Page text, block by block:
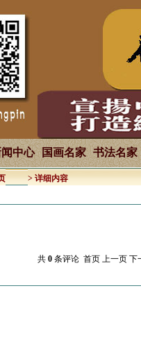
中心 国画名家 书法名家
> 详细内容
共0 条评论 首页 上一页 下